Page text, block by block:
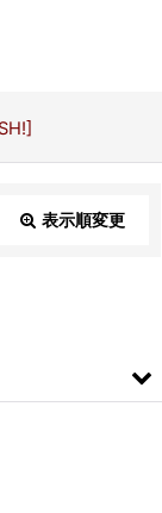
]
表示順変更